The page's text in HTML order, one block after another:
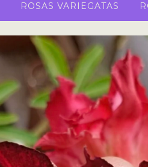
ROSAS VARIEGATAS